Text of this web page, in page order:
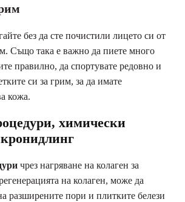
без да сте почистили лицето си от
Също така е важно да пиете много
правилно, да спортувате редовно и
си за грим, за да имате
кожа.
химически
чрез нагряване на колаген за
на колаген, може да
разширените пори и плитките белези